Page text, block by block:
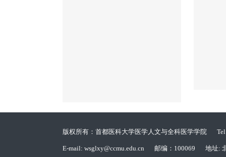
版权所有：首都医科大学医学人文与全科医学学院
E-mail: wsglxy@ccmu.edu.cn 邮编：100069 地址: